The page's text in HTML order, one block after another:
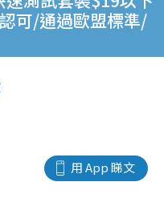
可/通過歐盟標準/
用 App 睇文